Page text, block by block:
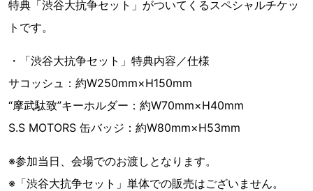
特典「渋谷大抗争セット」がついてくるスペシャルチケッ
トです。
・「渋谷大抗争セット」特典内容／仕様
サコッシュ：約W250mm×H150mm
“摩武駄致”キーホルダー：約W70mm×H40mm
S.S MOTORS 缶バッジ：約W80mm×H53mm
※参加当日、会場でのお渡しとなります。
※「渋谷大抗争セット」単体での販売はございません。